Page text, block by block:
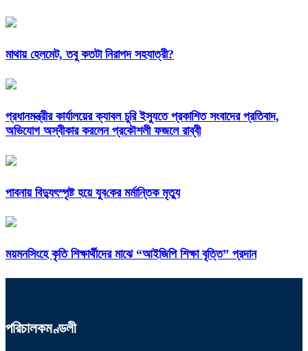
মাথায় হেলমেট, তবু কতটা নিরাপদ সহযাত্রী?
প্রধানমন্ত্রীর কার্যালয়ের ক্যাবল চুরি ইস্যুতে প্রকাশিত সংবাদের প্রতিবাদ,
অভিযোগ অস্বীকার করলেন প্রকৌশলী ফজলে রাব্বী
পাবনায় বিদ্যুৎস্পৃষ্ট হয়ে যুব‌কের মর্মান্তিক মৃত্যু
ময়মনসিংহে কৃতি শিক্ষার্থীদের মাঝে “আইজিপি শিক্ষা বৃত্তি” প্রদান
পরিচালকমণ্ডলী